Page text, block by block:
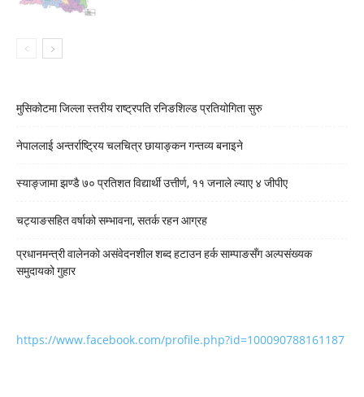
मुसिकोटमा जिल्ला स्तरीय राष्ट्रपति रनिङशिल्ड प्रतियोगिता सुरु
नेपाललाई अन्तर्राष्ट्रिय चलचित्र छायाङ्कन गन्तव्य बनाइने
स्याङ्जामा झण्डै ७० प्रतिशत विद्यार्थी उत्तीर्ण, ११ जनाले ल्याए ४ जीपीए
चट्याङसहित वर्षाको सम्भावना, सतर्क रहन आग्रह
प्रधानमन्त्री वालेनको असंवेदनशील शब्द हटाउन हर्क साम्पाङसँग अल्पसंख्यक
समुदायको गुहार
https://www.facebook.com/profile.php?id=100090788161187